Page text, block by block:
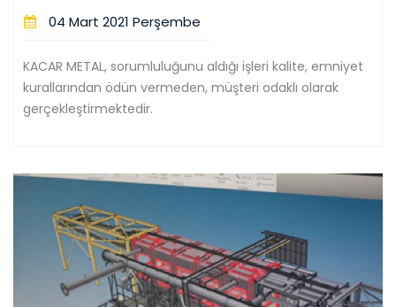
04 Mart 2021 Perşembe
KACAR METAL, sorumluluğunu aldığı işleri kalite, emniyet
kurallarından ödün vermeden, müşteri odaklı olarak
gerçekleştirmektedir.